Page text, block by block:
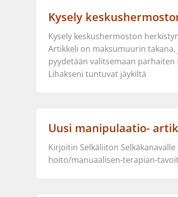
Kysely
Kysely keskushermoston
Artikkeli on maksumuurin
pyydetään valitsemaan parhaiten
Lihakseni tuntuvat jäykiltä
Uusi manipulaatio-
Kirjoitin Selkäliiton
hoito/manuaalisen-terapian-